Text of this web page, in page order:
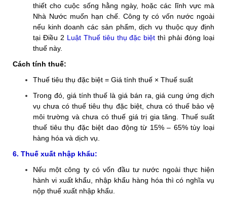
thiết cho cuộc sống hằng ngày, hoặc các lĩnh vực mà
Nhà Nước muốn hạn chế. Công ty có vốn nước ngoài
nếu kinh doanh các sản phẩm, dịch vụ thuộc quy định
tại Điều 2 Luật Thuế tiêu thụ đặc biệtthì phải đóng loại
thuế này.
Cách tính thuế:
Thuế tiêu thụ đặc biệt = Giá tính thuế × Thuế suất
Trong đó, giá tính thuế là giá bán ra, giá cung ứng dịch
vụ chưa có thuế tiêu thụ đặc biệt, chưa có thuế bảo vệ
môi trường và chưa có thuế giá trị gia tăng. Thuế suất
thuế tiêu thụ đặc biệt dao động từ 15% – 65% tùy loại
hàng hóa và dịch vụ.
6. Thuế xuất nhập khẩu:
Nếu một công ty có vốn đầu tư nước ngoài thực hiện
hành vi xuất khẩu, nhập khẩu hàng hóa thì có nghĩa vụ
nộp thuế xuất nhập khẩu.